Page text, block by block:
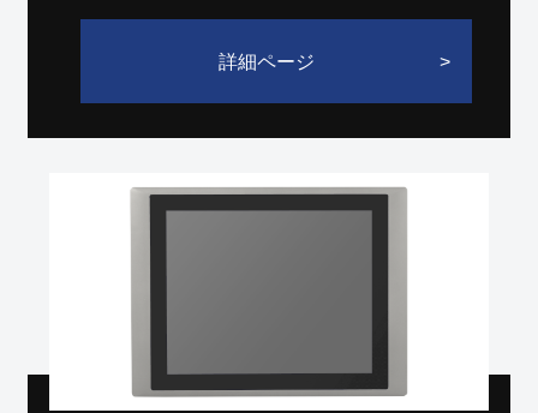
詳細ページ